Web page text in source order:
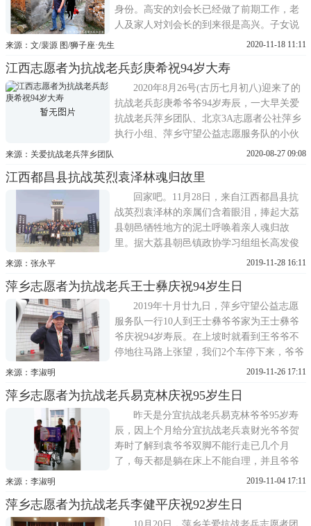
身份。高安的刘会长已经做了前期工作，老
人及家人对刘会长的到来很是高兴。子女说
老人把自己的各种章用铁丝别在一块板上，
甲。时间长了，污损不堪，但即便这样也不
摘，走到哪戴到哪。老人相对较年轻，思维
敏捷，虽然从军前没
来源：文/裴源 图/狮子座·先生 2020-11-18 11:11
江西志愿者为抗战老兵彭庚希祝94岁大寿
2020年8月26号(古历七月初八)迎来了的
抗战老兵彭庚希爷爷94岁寿辰，一大早关爱
抗战老兵萍乡团队、北京3A志愿者公社萍乡
执行小组、萍乡守望公益志愿服务队的小伙
伴前往湘东给彭爷爷庆生 一同带去的有关爱
京3A志愿者公社庆生的鲜花和蛋糕。恭祝抗
战老兵彭庚希爷爷福寿无疆!
来源：关爱抗战老兵萍乡团队 2020-08-27 09:08
江西都昌县抗战英烈袁泽林魂归故里
回家吧。11月28日，来自江西都昌县抗
战英烈袁泽林的亲属们含着眼泪，捧起大荔
县朝邑牺牲地方的泥土呼唤着亲人魂归故
里。据大荔县朝邑镇政协学习组组长高发俊
介绍，抗战老兵袁泽林的76岁女婿徐怡孙按
陕西寻找老兵的遗骨，通过有关部门专家教
授提供历史资料，在深圳龙越慈善基金会和
陕西抗战老兵关爱团与当地
来源：张永平 2019-11-28 16:11
萍乡志愿者为抗战老兵王士彝庆祝94岁生日
2019年十月廿九日，萍乡守望公益志愿
服务队一行10人到王士彝爷爷家为王士彝爷
爷庆祝94岁寿辰。在上坡时就看到王爷爷不
停地往马路上张望，我们2个车停下来，爷爷
和二个儿子一起迎接我们，王爷爷名下70多
桌。王爷爷身体很好，只是婆婆身体欠佳，
二老看到志愿者的到来非常开心。特此鸣谢:
关爱抗战老兵公
来源：李淑明 2019-11-26 17:11
萍乡志愿者为抗战老兵易克林庆祝95岁生日
昨天是分宜抗战老兵易克林爷爷95岁寿
辰，因上个月给分宜抗战老兵袁财光爷爷贺
寿时了解到袁爷爷双脚不能行走已几个月
了，每天都是躺在床上不能自理，并且爷爷
说希望能有张轮椅能座着出去晒晒太阳，团
公益基金提供的一张轮椅和500元生日礼品及
红包、楚然的感谢信和一床被子送往2位爷爷
来源：李淑明 2019-11-04 17:11
萍乡志愿者为抗战老兵李健平庆祝92岁生日